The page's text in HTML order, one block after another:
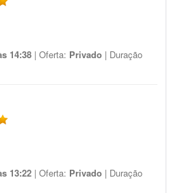
14:38 | Oferta: Privado | Duração
13:22 | Oferta: Privado | Duração